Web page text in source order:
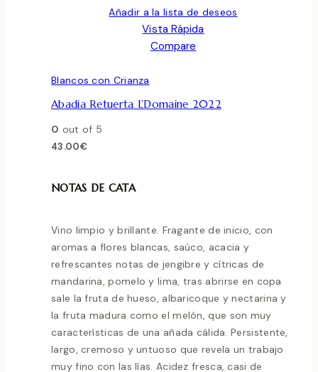
Añadir a la lista de deseos
Vista Rápida
Compare
Blancos con Crianza
Abadia Retuerta L’Domaine 2022
0 out of 5
43.00€
NOTAS DE CATA
Vino limpio y brillante. Fragante de inicio, con
aromas a flores blancas, saúco, acacia y
refrescantes notas de jengibre y cítricas de
mandarina, pomelo y lima, tras abrirse en copa
sale la fruta de hueso, albaricoque y nectarina y
la fruta madura como el melón, que son muy
características de una añada cálida. Persistente,
largo, cremoso y untuoso que revela un trabajo
muy fino con las lías. Acidez fresca, casi de